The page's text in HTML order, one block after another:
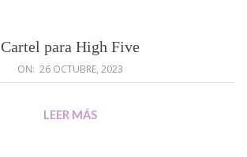
Cartel para High Five
ON: 26 OCTUBRE, 2023
LEER MÁS